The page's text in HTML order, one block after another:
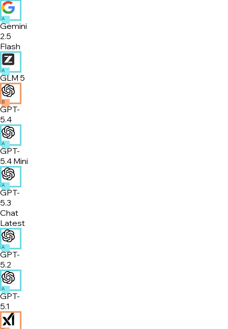
A
Gemini
2.5
Flash
A
GLM 5
B
GPT-
5.4
A
GPT-
5.4 Mini
A
GPT-
5.3
Chat
Latest
A
GPT-
5.2
A
GPT-
5.1